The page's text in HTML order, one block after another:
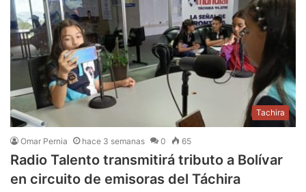
Tachira
Omar Pernia hace 3 semanas 0 65
Radio Talento transmitirá tributo a Bolívar
en circuito de emisoras del Táchira